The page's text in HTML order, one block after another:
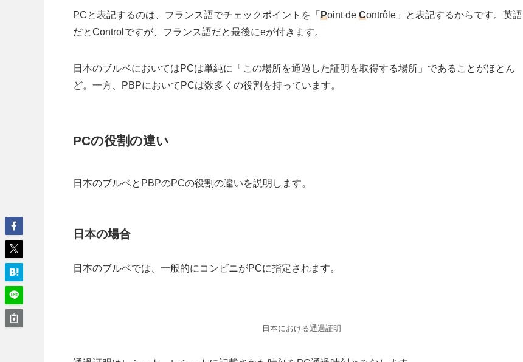
PCと表記するのは、フランス語でチェックポイントを「 Point de Contrôle」と表記するからです。英語
だとControlですが、フランス語だと最後にeが付きます。
日本のブルベにおいてはPCは単純に「この場所を通過した証明を取得する場所」であることがほとん
ど。一方、PBPにおいてPCは数多くの役割を持っています。
PCの役割の違い
日本のブルベとPBPのPCの役割の違いを説明します。
日本の場合
日本のブルベでは、一般的にコンビニがPCに指定されます。
日本における通過証明